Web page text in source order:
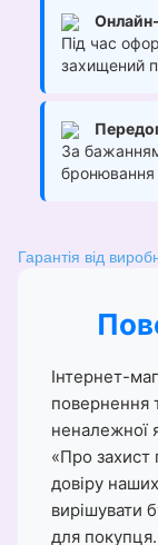
Під час
захищений
За
бронювання
Гарантія від
Інтернет-
повернення
неналежної
«Про захист
довіру
вирішувати
для покупця.